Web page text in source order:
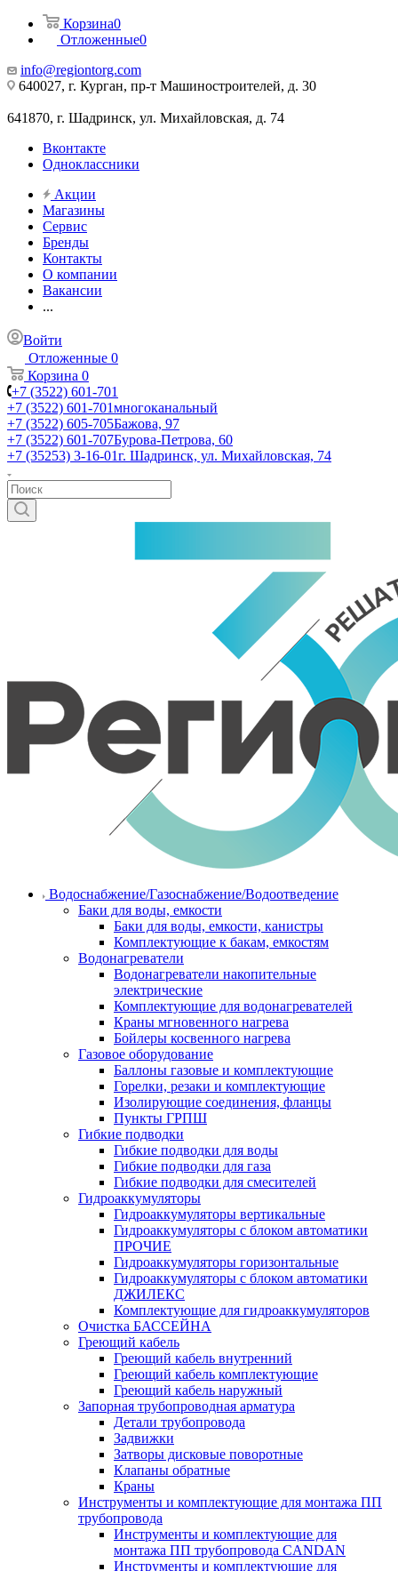
Корзина0
Отложенные0
info@regiontorg.com
640027, г. Курган, пр-т Машиностроителей, д. 30
641870, г. Шадринск, ул. Михайловская, д. 74
Вконтакте
Одноклассники
Акции
Магазины
Сервис
Бренды
Контакты
О компании
Вакансии
...
Войти
Отложенные 0
Корзина 0
+7 (3522) 601-701
+7 (3522) 601-701многоканальный
+7 (3522) 605-705Бажова, 97
+7 (3522) 601-707Бурова-Петрова, 60
+7 (35253) 3-16-01г. Шадринск, ул. Михайловская, 74
Водоснабжение/Газоснабжение/Водоотведение
Баки для воды, емкости
Баки для воды, емкости, канистры
Комплектующие к бакам, емкостям
Водонагреватели
Водонагреватели накопительные
электрические
Комплектующие для водонагревателей
Краны мгновенного нагрева
Бойлеры косвенного нагрева
Газовое оборудование
Баллоны газовые и комплектующие
Горелки, резаки и комплектующие
Изолирующие соединения, фланцы
Пункты ГРПШ
Гибкие подводки
Гибкие подводки для воды
Гибкие подводки для газа
Гибкие подводки для смесителей
Гидроаккумуляторы
Гидроаккумуляторы вертикальные
Гидроаккумуляторы с блоком автоматики
ПРОЧИЕ
Гидроаккумуляторы горизонтальные
Гидроаккумуляторы с блоком автоматики
ДЖИЛЕКС
Комплектующие для гидроаккумуляторов
Очистка БАССЕЙНА
Греющий кабель
Греющий кабель внутренний
Греющий кабель комплектующие
Греющий кабель наружный
Запорная трубопроводная арматура
Детали трубопровода
Задвижки
Затворы дисковые поворотные
Клапаны обратные
Краны
Инструменты и комплектующие для монтажа ПП
трубопровода
Инструменты и комплектующие для
монтажа ПП трубопровода CANDAN
Инструменты и комплектующие для